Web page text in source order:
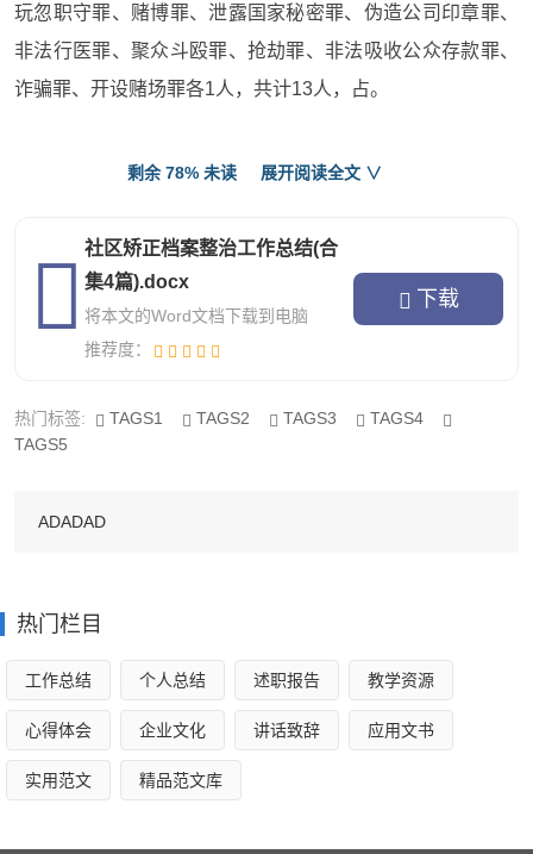
玩忽职守罪、赌博罪、泄露国家秘密罪、伪造公司印章罪、
非法行医罪、聚众斗殴罪、抢劫罪、非法吸收公众存款罪、
诈骗罪、开设赌场罪各1人，共计13人，占。
登记、建档管理，针对每个矫正对象的不同情况，接收以后
由专人与矫正对象所在村委会或社区居委会接洽，共同负责
对矫正人员进行监管、定期谈话、与矫正人员的亲属、邻
等。现接受矫正的31人中，大部分属于罪刑较轻或过失犯
罪，接受矫正过程中，都能够积极配合司法所和村（居）委
活动，18名矫正人员，30名志愿者还有检-察-院司法所工作
人员参加关爱老人活动，为老人理发、按摩，打扫家中卫
生，修理自行车等；11月组织创建文明城市，法律进社区宣
传活动，15名社区矫正人员、普法志愿者、社区工作人员、
社区共建人员共计百人参加清理小区卫生死角，小广告公益
知识手册的同时，自己也得到学习。最后一个月组织一次集
剩余 78% 未读 展开阅读全文 ∨
社区矫正档案整治工作总结(合
集4篇).docx
将本文的Word文档下载到电脑
推荐度：
下载
热门标签: TAGS1 TAGS2 TAGS3
TAGS4
TAGS5
ADADAD
热门栏目
工作总结 个人总结 述职报告 教学资源
心得体会 企业文化 讲话致辞 应用文书
实用范文 精品范文库